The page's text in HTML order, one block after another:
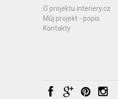
O projektu interiery.cz
Můj projekt - popis
Kontakty